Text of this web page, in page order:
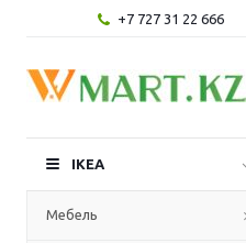
+7 727 31 22 666
IKEA
Мебель